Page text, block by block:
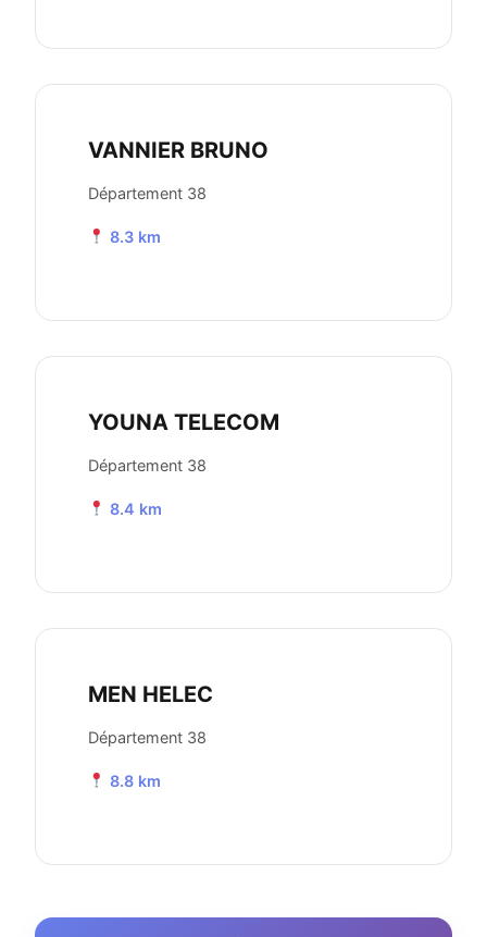
VANNIER BRUNO
Département 38
8.3 km
YOUNA TELECOM
Département 38
8.4 km
MEN HELEC
Département 38
8.8 km